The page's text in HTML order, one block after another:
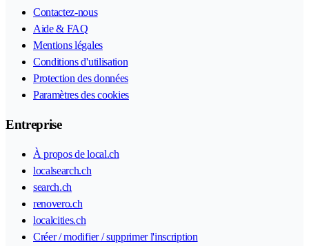
Contactez-nous
Aide & FAQ
Mentions légales
Conditions d'utilisation
Protection des données
Paramètres des cookies
Entreprise
À propos de local.ch
localsearch.ch
search.ch
renovero.ch
localcities.ch
Créer / modifier / supprimer l'inscription